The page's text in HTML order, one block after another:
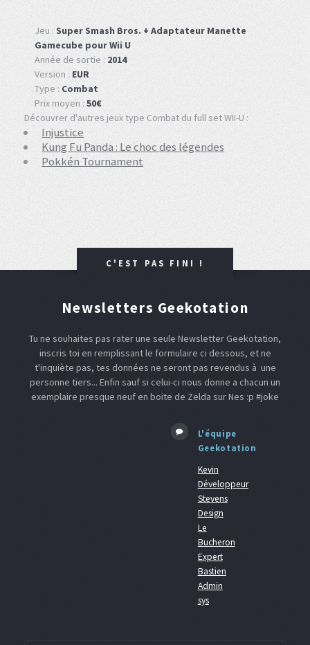
Jeu : Super Smash Bros. + Adaptateur Manette
Gamecube pour Wii U
Année de sortie : 2014
Version : EUR
Type : Combat
Prix moyen : 50€
Découvrer d'autres jeux type Combat du full set WII-U :
Injustice
Kung Fu Panda : Le choc des légendes
Pokkén Tournament
C'EST PAS FINI !
Newsletters Geekotation
Tu ne souhaites pas rater une seule Newsletter Geekotation,
inscris toi en remplissant le formulaire ci dessous, et ne
t'inquiète pas, tes données ne seront pas revendus à une
personne tiers... Enfin sauf si celui-ci nous donne a chacun un
exemplaire presque neuf en boite de Zelda sur Nes :p #joke
L'équipe
Geekotation
Kevin
Développeur
Stevens
Design
Le
Bucheron
Expert
Bastien
Admin
sys